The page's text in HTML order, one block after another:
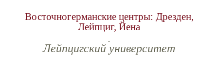
Восточногерманские центры: Дрезден,
Лейпциг, Йена
Лейпцигский университет